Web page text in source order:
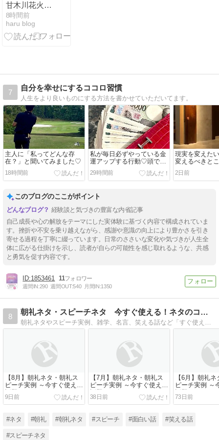
甘木川花火大
会の行き方
は？駐車場や
交通規制、花
8時間前
haru blog
7
自分を幸せにするココロ習慣
人生をより良いものにする方法を書かせていただいてます。
主人に「私ってどんな存
在？」と聞いてみました♡
18時間前
私が毎日必ずやっている金
運アップする行動♡頭では
分かっていても豊かだと思
えないときは？
29時間前
現実を変えた
変えるべきと
2日前
このブログのここがポイント
経験談と気づきの豊富な内省記事
自己成長や心の解放をテーマにした実体験に基づく内容で構成されていま
す。挫折や不安を乗り越えながら、感謝や意識の向上により豊かさを引き
寄せる過程を丁寧に綴っています。日常のささいな変化や気づきが人生全
体に広がる仕掛けを示し、読者が自らの可能性を感じ取れるような、共感
と勇気を促す内容です。
1853461 11
週間IN:290 週間OUT:540 月間IN:1350
8
朝礼ネタ・スピーチネタ 今すぐ使える！ネタのコンビニ
【8月】朝礼ネタ・朝礼ス
ピーチ実例 ～今すぐ使える
話題は？～
9日前
【7月】朝礼ネタ・朝礼ス
ピーチ実例 ～今すぐ使える
話題を紹介～
38日前
【6月】朝礼
ピーチ実例 ～
話題まとめ～
73日前
#ネタ #朝礼 #朝礼ネタ #スピーチ #面白い話 #笑える話
#スピーチネタ